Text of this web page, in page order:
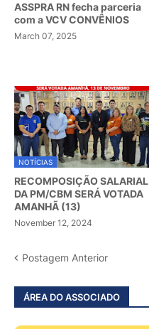
ASSPRA RN fecha parceria
com a VCV CONVÊNIOS
March 07, 2025
NOTÍCIAS
RECOMPOSIÇÃO SALARIAL
DA PM/CBM SERÁ VOTADA
AMANHÃ (13)
November 12, 2024
Postagem Anterior
ÁREA DO ASSOCIADO